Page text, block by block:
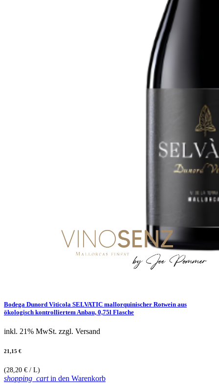
Bodega Dunord Viticola SELVATIC mallorquinischer Rotwein aus
ökologisch kontrolliertem Anbau, 0,75l Flasche
inkl. 21% MwSt. zzgl. Versand
21,15 €
(28,20 € / L)
shopping_cartin den Warenkorb